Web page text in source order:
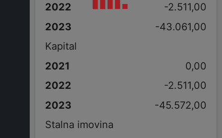
-2.511,00
-43.061,00
Kapital
0,00
-2.511,00
-45.572,00
Stalna imovina